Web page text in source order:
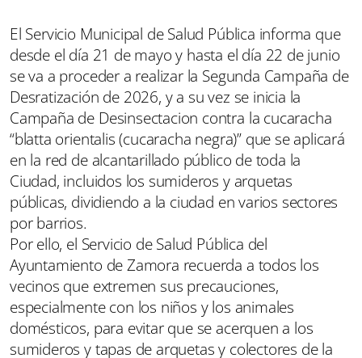
El Servicio Municipal de Salud Pública informa que
desde el día 21 de mayo y hasta el día 22 de junio
se va a proceder a realizar la Segunda Campaña de
Desratización de 2026, y a su vez se inicia la
Campaña de Desinsectacion contra la cucaracha
“blatta orientalis (cucaracha negra)” que se aplicará
en la red de alcantarillado público de toda la
Ciudad, incluidos los sumideros y arquetas
públicas, dividiendo a la ciudad en varios sectores
por barrios.
Por ello, el Servicio de Salud Pública del
Ayuntamiento de Zamora recuerda a todos los
vecinos que extremen sus precauciones,
especialmente con los niños y los animales
domésticos, para evitar que se acerquen a los
sumideros y tapas de arquetas y colectores de la